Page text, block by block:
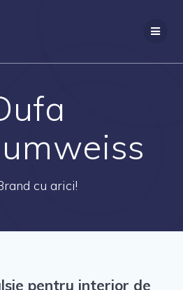
cu arici!
pentru interior de